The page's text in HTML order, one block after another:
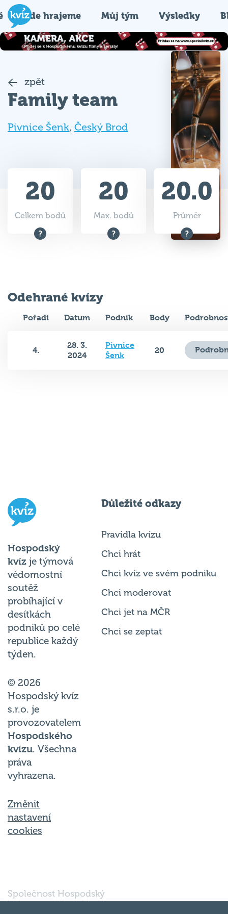
Kde hrajeme Můj tým Výsledky
zpět
Family team
Pivnice Šenk, Český Brod
20
Celkem bodů
20
Max. bodů
20.0
Průměr
Odehrané kvízy
Pořadí Datum Podnik Body
4.
28. 3.
2024
Pivnice
Šenk
20
Hospodský
kvíz je týmová
vědomostní
soutěž
probíhající v
desítkách
podniků po celé
republice každý
týden.
© 2026
Hospodský kvíz
s.r.o. je
provozovatelem
Hospodského
kvízu. Všechna
práva
vyhrazena.
Změnit
nastavení
cookies
Důležité odkazy
Pravidla kvízu
Chci hrát
Chci kvíz ve svém podniku
Chci moderovat
Chci jet na MČR
Chci se zeptat
Společnost Hospodský
kvíz s.r.o., sídlem Nové